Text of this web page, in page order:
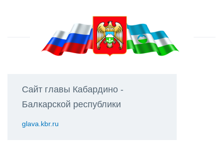
Сайт главы Кабардино -
Балкарской республики
glava.kbr.ru